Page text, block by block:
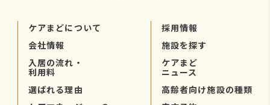
ケアまどについて
会社情報
入居の流れ・
利用料
選ばれる理由
採用情報
施設を探す
ケアまど
ニュース
高齢者向け施設の種類